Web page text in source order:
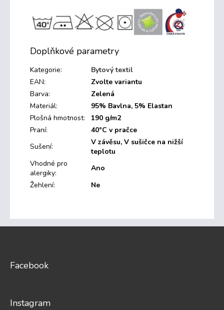
Doplňkové parametry
Kategorie:
Bytový textil
EAN:
Zvolte variantu
Barva:
Zelená
Materiál:
95% Bavlna, 5% Elastan
Plošná hmotnost:
190 g/m2
Praní:
40°C v pračce
Sušení:
V závěsu, V sušičce na nižší
teplotu
Vhodné pro
alergiky:
Ano
Žehlení: Ne
Facebook
Instagram